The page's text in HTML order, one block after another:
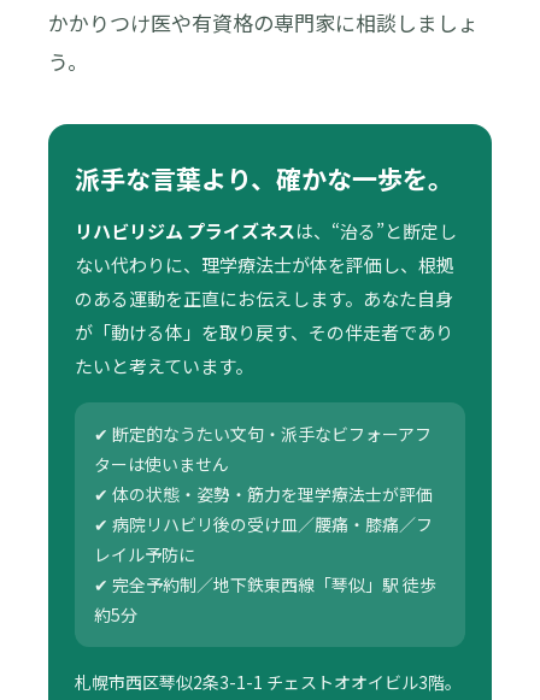
かかりつけ医や有資格の専門家に相談しましょ
う。
派手な言葉より、確かな一歩を。
リハビリジム プライズネスは、“治る”と断定し
ない代わりに、理学療法士が体を評価し、根拠
のある運動を正直にお伝えします。あなた自身
が「動ける体」を取り戻す、その伴走者であり
たいと考えています。
✔ 断定的なうたい文句・派手なビフォーアフ
ターは使いません
✔ 体の状態・姿勢・筋力を理学療法士が評価
✔ 病院リハビリ後の受け皿／腰痛・膝痛／フ
レイル予防に
✔ 完全予約制／地下鉄東西線「琴似」駅 徒歩
約5分
札幌市西区琴似2条3-1-1 チェストオオイビル3階。